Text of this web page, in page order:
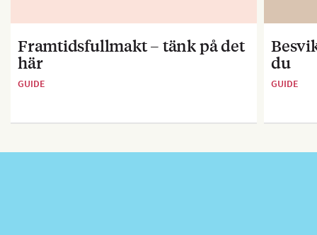
Framtidsfullmakt – tänk på det
här
GUIDE
du
GUIDE